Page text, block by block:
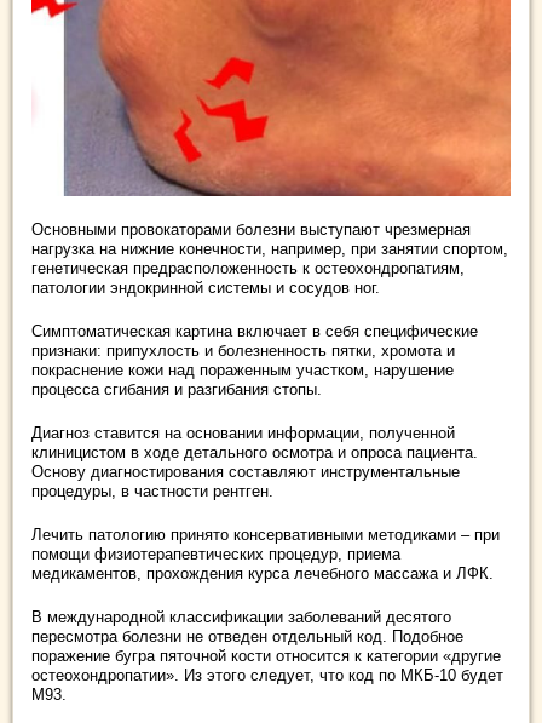
Основными провокаторами болезни выступают чрезмерная
нагрузка на нижние конечности, например, при занятии спортом,
генетическая предрасположенность к остеохондропатиям,
патологии эндокринной системы и сосудов ног.
Симптоматическая картина включает в себя специфические
признаки: припухлость и болезненность пятки, хромота и
покраснение кожи над пораженным участком, нарушение
процесса сгибания и разгибания стопы.
Диагноз ставится на основании информации, полученной
клиницистом в ходе детального осмотра и опроса пациента.
Основу диагностирования составляют инструментальные
процедуры, в частности рентген.
Лечить патологию принято консервативными методиками – при
помощи физиотерапевтических процедур, приема
медикаментов, прохождения курса лечебного массажа и ЛФК.
В международной классификации заболеваний десятого
пересмотра болезни не отведен отдельный код. Подобное
поражение бугра пяточной кости относится к категории «другие
остеохондропатии». Из этого следует, что код по МКБ-10 будет
М93.